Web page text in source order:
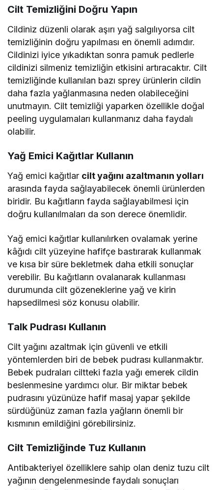
Cilt Temizliğini Doğru Yapın
Cildiniz düzenli olarak aşırı yağ salgılıyorsa cilt
temizliğinin doğru yapılması en önemli adımdır.
Cildinizi iyice yıkadıktan sonra pamuk pedlerle
cildinizi silmeniz temizliğin etkisini artıracaktır. Cilt
temizliğinde kullanılan bazı sprey ürünlerin cildin
daha fazla yağlanmasına neden olabileceğini
unutmayın. Cilt temizliği yaparken özellikle doğal
peeling uygulamaları kullanmanız daha faydalı
olabilir.
Yağ Emici Kağıtlar Kullanın
Yağ emici kağıtlar cilt yağını azaltmanın yolları
arasında fayda sağlayabilecek önemli ürünlerden
biridir. Bu kağıtların fayda sağlayabilmesi için
doğru kullanılmaları da son derece önemlidir.
Yağ emici kağıtlar kullanılırken ovalamak yerine
kâğıdı cilt yüzeyine hafifçe bastırarak kullanmak
ve kısa bir süre bekletmek daha etkili sonuçlar
verebilir. Bu kağıtların ovalanarak kullanması
durumunda cilt gözeneklerine yağ ve kirin
hapsedilmesi söz konusu olabilir.
Talk Pudrası Kullanın
Cilt yağını azaltmak için güvenli ve etkili
yöntemlerden biri de bebek pudrası kullanmaktır.
Bebek pudraları ciltteki fazla yağı emerek cildin
beslenmesine yardımcı olur. Bir miktar bebek
pudrasını yüzünüze hafif masaj yapar şekilde
sürdüğünüz zaman fazla yağların önemli bir
kısmının emildiğini görebilirsiniz.
Cilt Temizliğinde Tuz Kullanın
Antibakteriyel özelliklere sahip olan deniz tuzu cilt
yağının dengelenmesinde faydalı sonuçları